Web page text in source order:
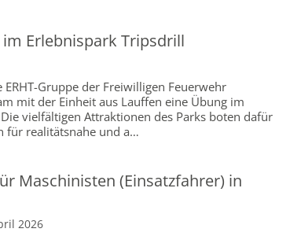
Erlebnispark Tripsdrill
Gruppe der Freiwilligen Feuerwehr
mit der Einheit aus Lauffen eine Übung im
vielfältigen Attraktionen des Parks boten dafür
für realitätsnahe und a…
Maschinisten (Einsatzfahrer) in
2026